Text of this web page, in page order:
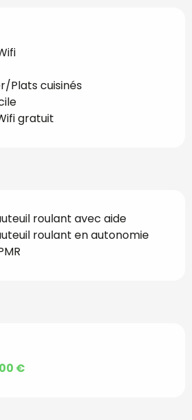
Plats cuisinés
gratuit
roulant avec aide
roulant en autonomie
€